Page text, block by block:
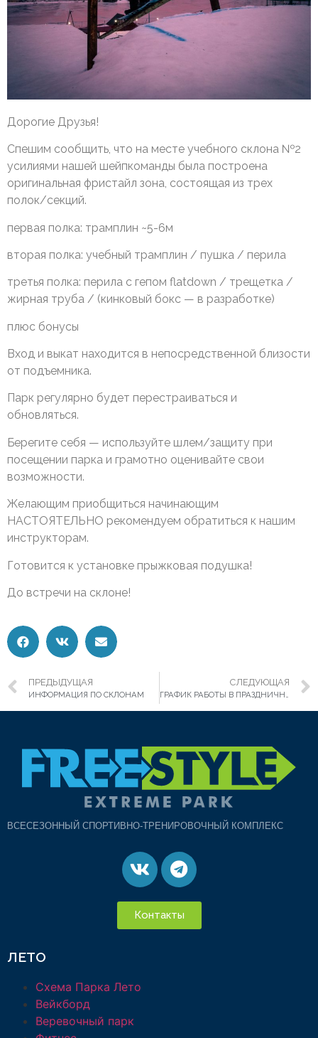
Дорогие Друзья!
Спешим сообщить, что на месте учебного склона №2
усилиями нашей шейпкоманды была построена
оригинальная фристайл зона, состоящая из трех
полок/секций.
первая полка: трамплин ~5-6м
вторая полка: учебный трамплин / пушка / перила
третья полка: перила с гепом flatdown / трещетка /
жирная труба / (кинковый бокс — в разработке)
плюс бонусы
Вход и выкат находится в непосредственной близости
от подъемника.
Парк регулярно будет перестраиваться и
обновляться.
Берегите себя — используйте шлем/защиту при
посещении парка и грамотно оценивайте свои
возможности.
Желающим приобщиться начинающим
НАСТОЯТЕЛЬНО рекомендуем обратиться к нашим
инструкторам.
Готовится к установке прыжковая подушка!
До встречи на склоне!
ПРЕДЫДУЩАЯ
ИНФОРМАЦИЯ ПО СКЛОНАМ
СЛЕДУЮЩАЯ
ГРАФИК РАБОТЫ В ПРАЗДНИЧНЫЕ ДНИ
ВСЕСЕЗОННЫЙ СПОРТИВНО-ТРЕНИРОВОЧНЫЙ КОМПЛЕКС
Контакты
ЛЕТО
Схема Парка Лето
Вейкборд
Веревочный парк